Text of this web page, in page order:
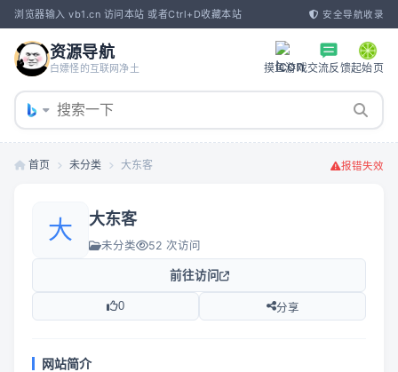
浏览器输入 vb1.cn 访问本站 或者Ctrl+D收藏本站 安全导航收录
资源导航
白嫖怪的互联网净土 摸鱼游戏交流反馈起始页
首页 未分类 大东客 报错失效
大 大东客
未分类 52 次访问
前往访问
0 分享
网站简介